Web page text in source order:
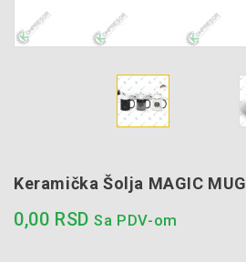
Keramička Šolja MAGIC MUG
0,00 RSD Sa PDV-om